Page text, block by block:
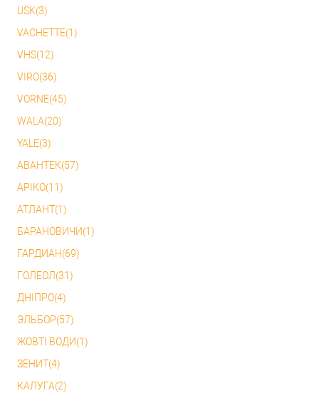
USK(3)
VACHETTE(1)
VHS(12)
VIRO(36)
VORNE(45)
WALA(20)
YALE(3)
АВАНТЕК(57)
АРІКО(11)
АТЛАНТ(1)
БАРАНОВИЧИ(1)
ГАРДИАН(69)
ГОЛЕОЛ(31)
ДНІПРО(4)
ЭЛЬБОР(57)
ЖОВТІ ВОДИ(1)
ЗЕНИТ(4)
КАЛУГА(2)